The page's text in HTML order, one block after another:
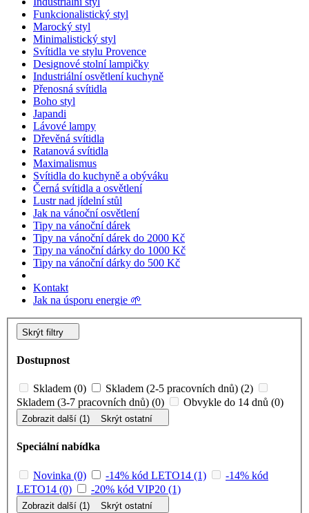
Funkcionalistický styl
Marocký styl
Minimalistický styl
Svítidla ve stylu Provence
Designové stolní lampičky
Industriální osvětlení kuchyně
Přenosná svítidla
Boho styl
Japandi
Lávové lampy
Dřevěná svítidla
Ratanová svítidla
Maximalismus
Svítidla do kuchyně a obýváku
Černá svítidla a osvětlení
Lustr nad jídelní stůl
Jak na vánoční osvětlení
Tipy na vánoční dárek
Tipy na vánoční dárek do 2000 Kč
Tipy na vánoční dárky do 1000 Kč
Tipy na vánoční dárky do 500 Kč
Kontakt
Jak na úsporu energie 🌱
Skrýt filtry
Dostupnost
Skladem (0)
Skladem (2-5 pracovních dnů) (2)
Skladem (3-7 pracovních dnů) (0)
Obvykle do 14 dnů (0)
Zobrazit další (1) Skrýt ostatní
Speciální nabídka
Novinka (0) -14% kód LETO14 (1)
-14% kód
LETO14 (0)
-20% kód VIP20 (1)
Zobrazit další (1) Skrýt ostatní